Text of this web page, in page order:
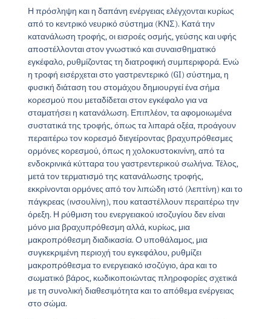
Η πρόσληψη και η δαπάνη ενέργειας ελέγχονται κυρίως
από το κεντρικό νευρικό σύστημα (ΚΝΣ). Κατά την
κατανάλωση τροφής, οι εισροές οσμής, γεύσης και υφής
αποστέλλονται στον γνωστικό και συναισθηματικό
εγκέφαλο, ρυθμίζοντας τη διατροφική συμπεριφορά. Ενώ
η τροφή εισέρχεται στο γαστρεντερικό (GI) σύστημα, η
φυσική διάταση του στομάχου δημιουργεί ένα σήμα
κορεσμού που μεταδίδεται στον εγκέφαλο για να
σταματήσει η κατανάλωση. Επιπλέον, τα αφομοιωμένα
συστατικά της τροφής, όπως τα λιπαρά οξέα, προάγουν
περαιτέρω τον κορεσμό διεγείροντας βραχυπρόθεσμες
ορμόνες κορεσμού, όπως η χολοκυστοκινίνη, από τα
ενδοκρινικά κύτταρα του γαστρεντερικού σωλήνα. Τέλος,
μετά τον τερματισμό της κατανάλωσης τροφής,
εκκρίνονται ορμόνες από τον λιπώδη ιστό (λεπτίνη) και το
πάγκρεας (ινσουλίνη), που καταστέλλουν περαιτέρω την
όρεξη. Η ρύθμιση του ενεργειακού ισοζυγίου δεν είναι
μόνο μια βραχυπρόθεσμη αλλά, κυρίως, μια
μακροπρόθεσμη διαδικασία. Ο υποθάλαμος, μια
συγκεκριμένη περιοχή του εγκεφάλου, ρυθμίζει
μακροπρόθεσμα το ενεργειακό ισοζύγιο, άρα και το
σωματικό βάρος, κωδικοποιώντας πληροφορίες σχετικά
με τη συνολική διαθεσιμότητα και το απόθεμα ενέργειας
στο σώμα.